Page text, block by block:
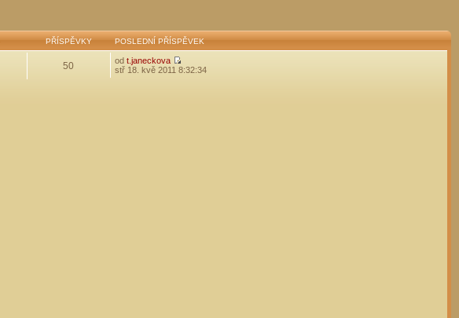
PŘÍSPĚVKY POSLEDNÍ PŘÍSPĚVEK
50 od t.janeckova
stř 18. kvě 2011 8:32:34